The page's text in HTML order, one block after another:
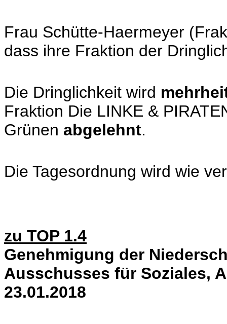
Frau Schütte-Haermeyer
dass ihre Fraktion der
Die Dringlichkeit wird
Fraktion Die LINKE &
Grünen abgelehnt.
Die Tagesordnung wird wie
zu TOP 1.4
Genehmigung der
Ausschusses für Soziales,
23.01.2018